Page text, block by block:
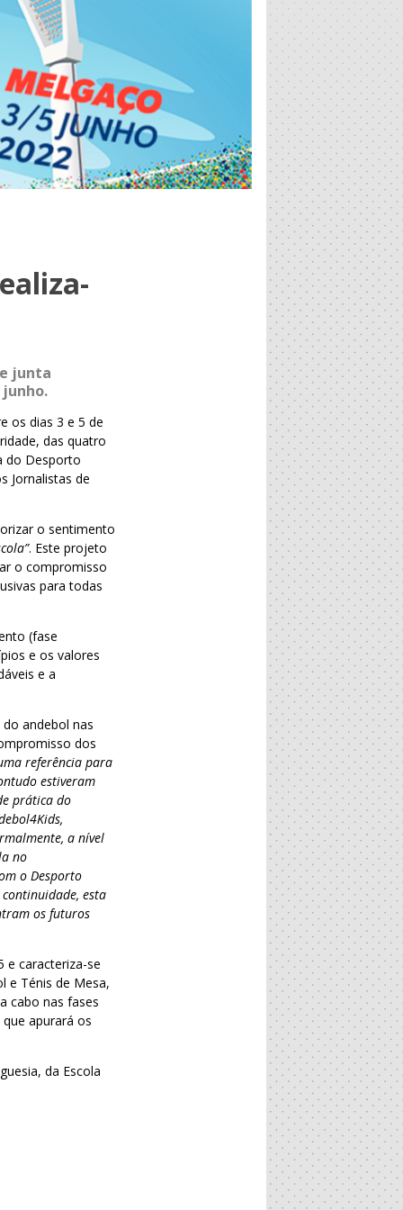
junta
os dias 3 e 5 de
das quatro
do Desporto
Jornalistas de
o sentimento
. Este projeto
o compromisso
para todas
(fase
e os valores
e a
andebol nas
dos
referência para
estiveram
prática do
a nível
no
o Desporto
esta
os futuros
e caracteriza-se
e Ténis de Mesa,
cabo nas fases
apurará os
da Escola